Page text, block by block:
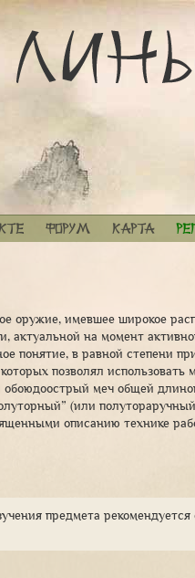
Форум Карта
оружие, имевшее широкое
актуальной на момент
понятие, в равной степени
позволял
меч общей
(или
описанию технике
предмета